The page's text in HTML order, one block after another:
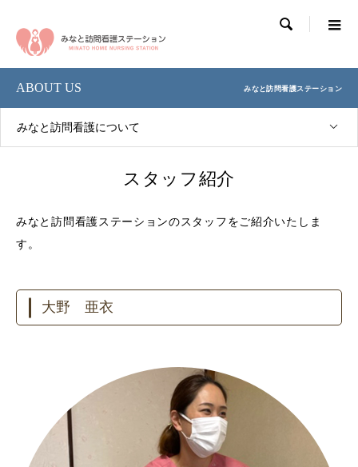

ABOUT US みなと訪問看護ステーション
みなと訪問看護について
スタッフ紹介
みなと訪問看護ステーションのスタッフをご紹介いたしま
す。
大野 亜衣